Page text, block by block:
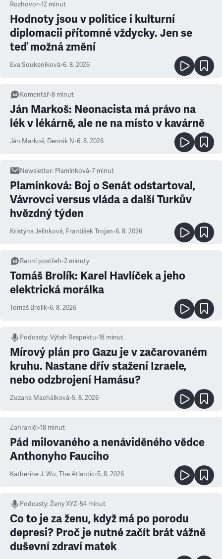
Rozhovor•12 minut
Hodnoty jsou v politice i kulturní
diplomacii přítomné vždycky. Jen se
teď možná změní
Eva Soukeníková•6. 8. 2026
Komentář•8 minut
Ján Markoš: Neonacista má právo na
lék v lékárně, ale ne na místo v kavárně
Ján Markoš, Denník N•6. 8. 2026
Newsletter: Plamínková•7 minut
Plamínková: Boj o Senát odstartoval,
Vávrovci versus vláda a další Turkův
hvězdný týden
Kristýna Jelínková, František Trojan•6. 8. 2026
Ranní postřeh•2 minuty
Tomáš Brolík: Karel Havlíček a jeho
elektrická morálka
Tomáš Brolík•6. 8. 2026
Podcasty:Výtah Respektu•18 minut
Mírový plán pro Gazu je v začarovaném
kruhu. Nastane dřív stažení Izraele,
nebo odzbrojení Hamásu?
Zuzana Machálková•5. 8. 2026
Zahraničí•18 minut
Pád milovaného a nenáviděného vědce
Anthonyho Fauciho
Katherine J. Wu, The Atlantic•5. 8. 2026
Podcasty:Ženy XYZ•54 minut
Co to je za ženu, když má po porodu
depresi? Proč je nutné začít brát vážně
duševní zdraví matek